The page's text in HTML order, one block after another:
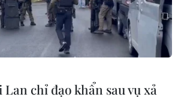
Nhưỡng
#Virus corona
Triều Tiên
chỉ đạo khẩn sau vụ xả